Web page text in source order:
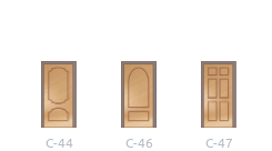
С-44 С-46 С-47